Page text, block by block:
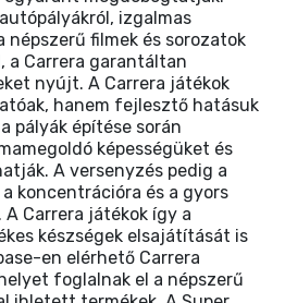
izgalmas
népszerű filmek és sorozatok
Carrera garantáltan
nyújt. A Carrera játékok
hanem fejlesztő hatásuk
pályák építése során
képességüket és
A versenyzés pedig a
koncentrációra és a gyors
Carrera játékok így a
készségek elsajátítását is
en elérhető Carrera
foglalnak el a népszerű